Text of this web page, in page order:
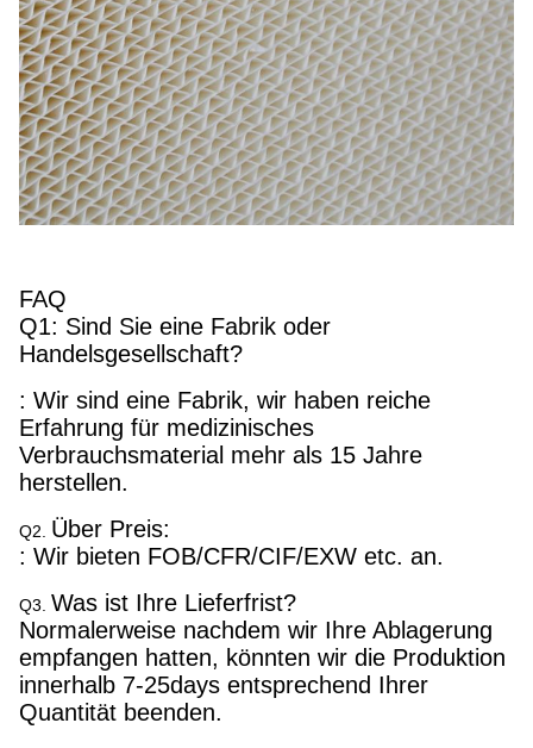
FAQ
Q1: Sind Sie eine Fabrik oder
Handelsgesellschaft?
: Wir sind eine Fabrik, wir haben reiche
Erfahrung für medizinisches
Verbrauchsmaterial mehr als 15 Jahre
herstellen.
Q2. Über Preis:
: Wir bieten FOB/CFR/CIF/EXW etc. an.
Q3. Was ist Ihre Lieferfrist?
Normalerweise nachdem wir Ihre Ablagerung
empfangen hatten, könnten wir die Produktion
innerhalb 7-25days entsprechend Ihrer
Quantität beenden.